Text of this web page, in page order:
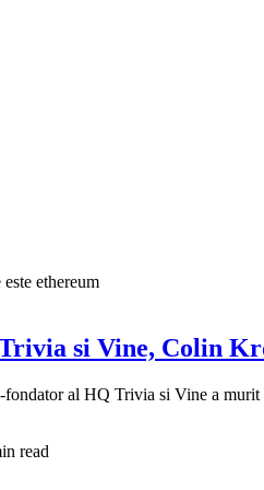
si Vine, Colin
al HQ Trivia si Vine a murit
read